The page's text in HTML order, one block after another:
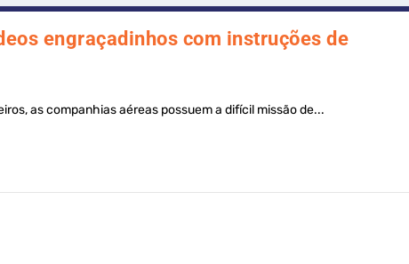
engraçadinhos com instruções de
as companhias aéreas possuem a difícil missão de...